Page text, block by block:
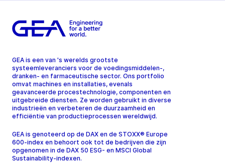
GEA is een van 's werelds grootste
systeemleveranciers voor de voedingsmiddelen-,
dranken- en farmaceutische sector. Ons portfolio
omvat machines en installaties, evenals
geavanceerde procestechnologie, componenten en
uitgebreide diensten. Ze worden gebruikt in diverse
industrieën en verbeteren de duurzaamheid en
efficiëntie van productieprocessen wereldwijd.
GEA is genoteerd op de DAX en de STOXX® Europe
600-index en behoort ook tot de bedrijven die zijn
opgenomen in de DAX 50 ESG- en MSCI Global
Sustainability-indexen.